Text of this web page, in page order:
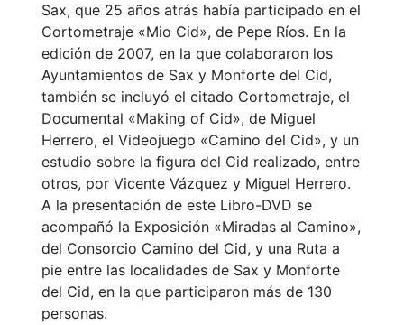
Sax, que 25 años atrás había participado en el
Cortometraje «Mio Cid», de Pepe Ríos. En la
edición de 2007, en la que colaboraron los
Ayuntamientos de Sax y Monforte del Cid,
también se incluyó el citado Cortometraje, el
Documental «Making of Cid», de Miguel
Herrero, el Videojuego «Camino del Cid», y un
estudio sobre la figura del Cid realizado, entre
otros, por Vicente Vázquez y Miguel Herrero.
A la presentación de este Libro-DVD se
acompañó la Exposición «Miradas al Camino»,
del Consorcio Camino del Cid, y una Ruta a
pie entre las localidades de Sax y Monforte
del Cid, en la que participaron más de 130
personas.